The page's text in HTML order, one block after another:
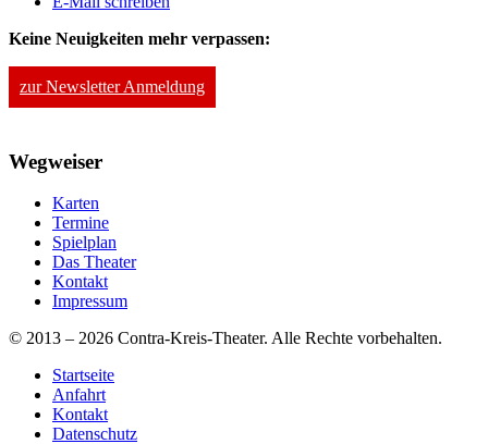
Keine Neuigkeiten mehr verpassen:
zur Newsletter Anmeldung
Wegweiser
Karten
Termine
Spielplan
Das Theater
Kontakt
Impressum
© 2013 – 2026 Contra-Kreis-Theater. Alle Rechte vorbehalten.
Startseite
Anfahrt
Kontakt
Datenschutz